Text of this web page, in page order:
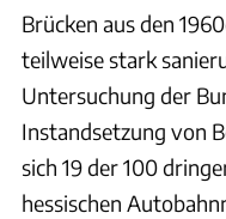
Brücken aus den
teilweise stark
Untersuchung der
Instandsetzung von
sich 19 der 100
hessischen